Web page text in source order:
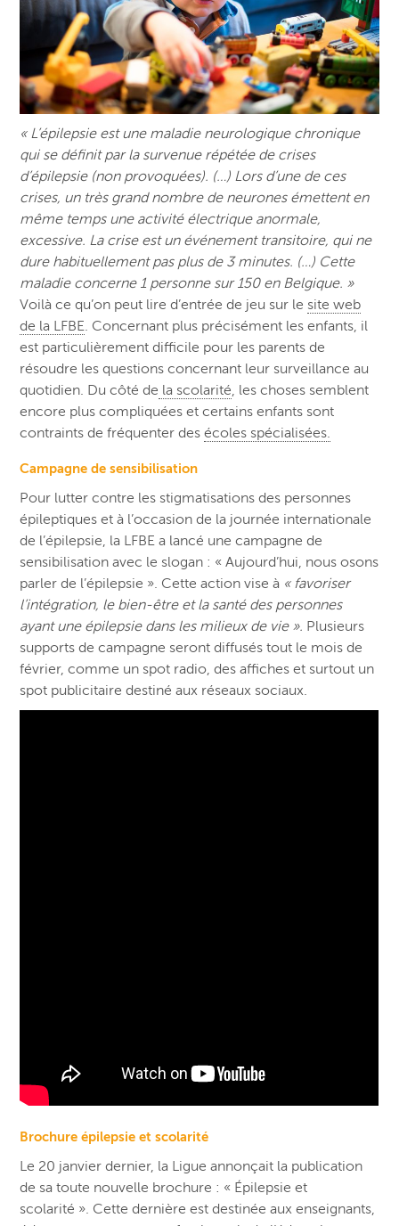
« L’épilepsie est une maladie neurologique chronique
qui se définit par la survenue répétée de crises
d’épilepsie (non provoquées). (…) Lors d’une de ces
crises, un très grand nombre de neurones émettent en
même temps une activité électrique anormale,
excessive. La crise est un événement transitoire, qui ne
dure habituellement pas plus de 3 minutes. (…) Cette
maladie concerne 1 personne sur 150 en Belgique. »
Voilà ce qu’on peut lire d’entrée de jeu sur le site web
de la LFBE. Concernant plus précisément les enfants, il
est particulièrement difficile pour les parents de
résoudre les questions concernant leur surveillance au
quotidien. Du côté de la scolarité, les choses semblent
encore plus compliquées et certains enfants sont
contraints de fréquenter desécoles spécialisées.
Campagne de sensibilisation
Pour lutter contre les stigmatisations des personnes
épileptiques et à l’occasion de la journée internationale
de l’épilepsie, la LFBE a lancé une campagne de
sensibilisation avec le slogan : « Aujourd’hui, nous osons
parler de l’épilepsie ». Cette action vise à « favoriser
l’intégration, le bien-être et la santé des personnes
ayant une épilepsie dans les milieux de vie ». Plusieurs
supports de campagne seront diffusés tout le mois de
février, comme un spot radio, des affiches et surtout un
spot publicitaire destiné aux réseaux sociaux.
Brochure épilepsie et scolarité
Le 20 janvier dernier, la Ligue annonçait la publication
de sa toute nouvelle brochure : « Épilepsie et
scolarité ». Cette dernière est destinée aux enseignants,